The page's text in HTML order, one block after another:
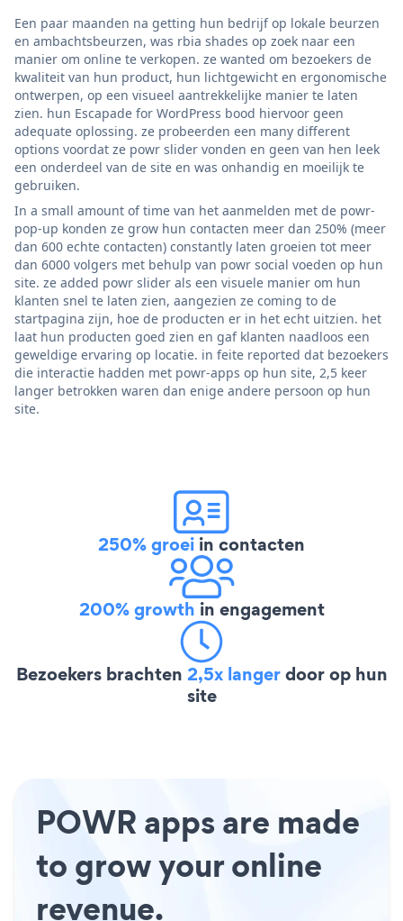
Een paar maanden na getting hun bedrijf op lokale beurzen
en ambachtsbeurzen, was rbia shades op zoek naar een
manier om online te verkopen. ze wanted om bezoekers de
kwaliteit van hun product, hun lichtgewicht en ergonomische
ontwerpen, op een visueel aantrekkelijke manier te laten
zien. hun Escapade for WordPress bood hiervoor geen
adequate oplossing. ze probeerden een many different
options voordat ze powr slider vonden en geen van hen leek
een onderdeel van de site en was onhandig en moeilijk te
gebruiken.
In a small amount of time van het aanmelden met de powr-
pop-up konden ze grow hun contacten meer dan 250% (meer
dan 600 echte contacten) constantly laten groeien tot meer
dan 6000 volgers met behulp van powr social voeden op hun
site. ze added powr slider als een visuele manier om hun
klanten snel te laten zien, aangezien ze coming to de
startpagina zijn, hoe de producten er in het echt uitzien. het
laat hun producten goed zien en gaf klanten naadloos een
geweldige ervaring op locatie. in feite reported dat bezoekers
die interactie hadden met powr-apps op hun site, 2,5 keer
langer betrokken waren dan enige andere persoon op hun
site.
250% groei in contacten
200% growth in engagement
Bezoekers brachten 2,5x langerdoor op hun
site
POWR apps are made
to grow your online
revenue.